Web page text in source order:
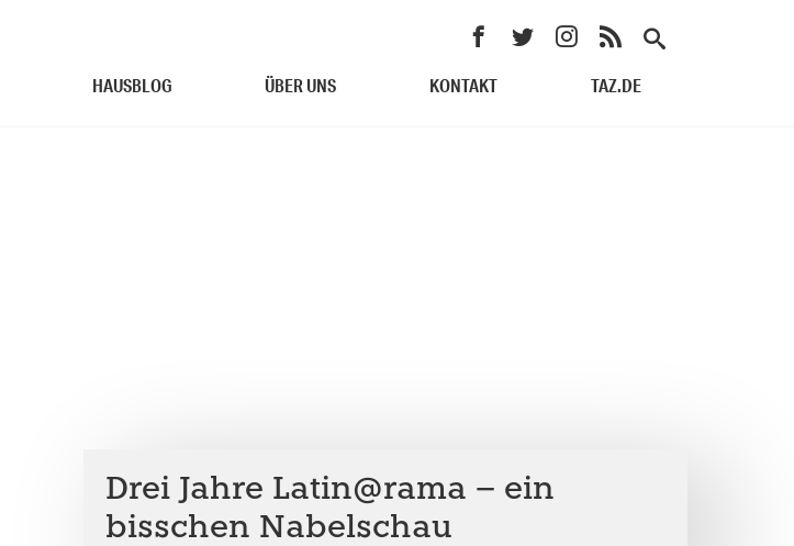
HAUSBLOG ÜBER UNS KONTAKT TAZ.DE
Drei Jahre Latin@rama – ein
bisschen Nabelschau